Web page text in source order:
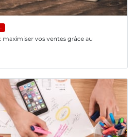
maximiser vos ventes grâce au